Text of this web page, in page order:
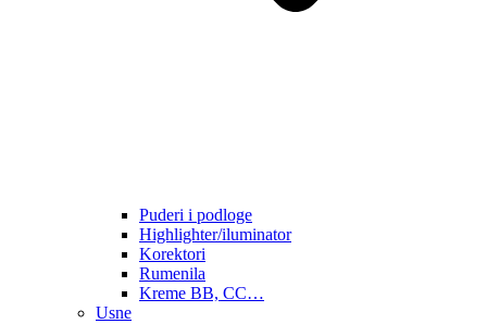
Puderi i podloge
Highlighter/iluminator
Korektori
Rumenila
Kreme BB, CC…
Usne